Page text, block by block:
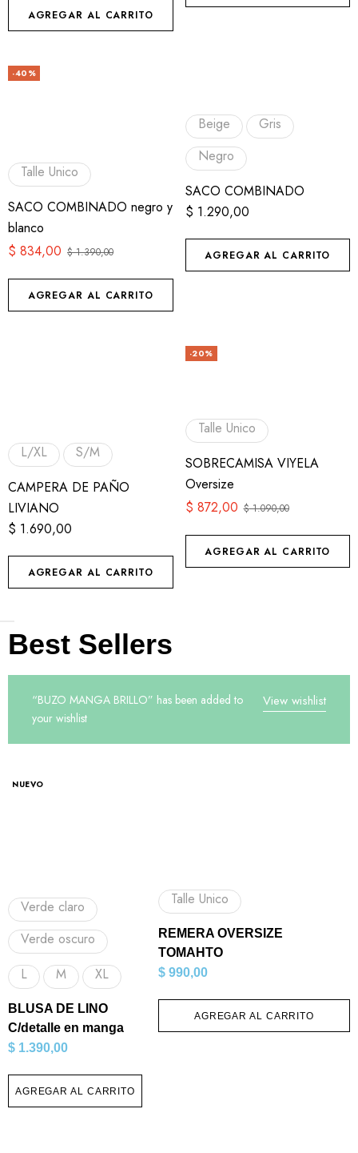
AGREGAR AL CARRITO
-40%
Talle Unico
SACO COMBINADO negro y
blanco
$1.390,00
$ 834,00
AGREGAR AL CARRITO
Beige
Gris
Negro
SACO COMBINADO
$ 1.290,00
AGREGAR AL CARRITO
L/XL
S/M
CAMPERA DE PAÑO
LIVIANO
$ 1.690,00
AGREGAR AL CARRITO
-20%
Talle Unico
SOBRECAMISA VIYELA
Oversize
$1.090,00
$ 872,00
AGREGAR AL CARRITO
Best Sellers
View wishlist
“BUZO MANGA BRILLO” has been added to
your wishlist
NUEVO
Verde claro
Verde oscuro
L
M XL
BLUSA DE LINO
C/detalle en manga
$ 1.390,00
AGREGAR AL CARRITO
Talle Unico
REMERA OVERSIZE
TOMAHTO
$ 990,00
AGREGAR AL CARRITO